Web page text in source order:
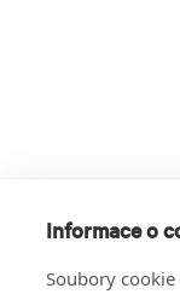
Informace o
Soubory